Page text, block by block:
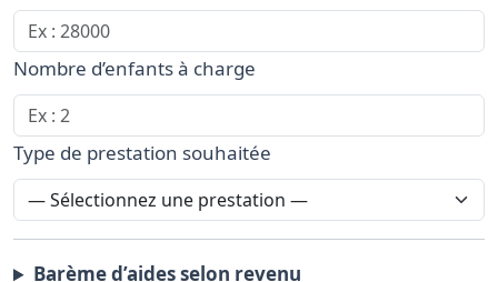
Nombre d’enfants à charge
Type de prestation souhaitée
Barème d’aides selon revenu